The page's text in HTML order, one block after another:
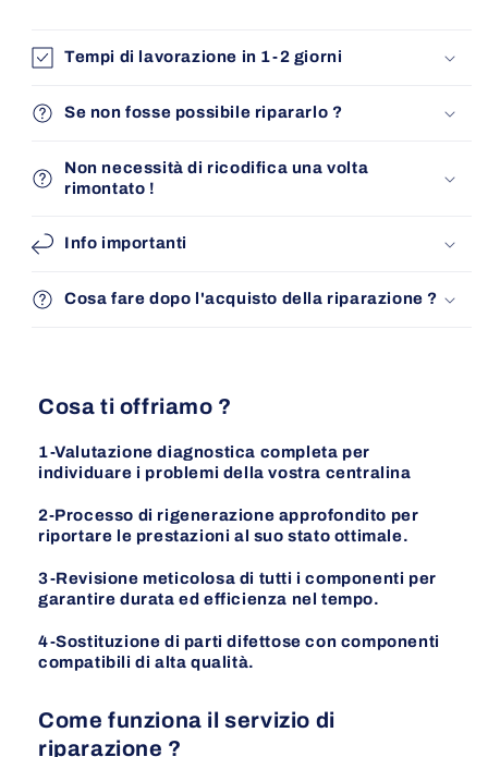
Tempi di lavorazione in 1-2 giorni
Se non fosse possibile ripararlo ?
Non necessità di ricodifica una volta
rimontato !
Info importanti
Cosa fare dopo l'acquisto della riparazione ?
Cosa ti offriamo ?
1-Valutazione diagnostica completa per
individuare i problemi della vostra centralina
2-Processo di rigenerazione approfondito per
riportare le prestazioni al suo stato ottimale.
3-Revisione meticolosa di tutti i componenti per
garantire durata ed efficienza nel tempo.
4-Sostituzione di parti difettose con componenti
compatibili di alta qualità.
Come funziona il servizio di
riparazione ?